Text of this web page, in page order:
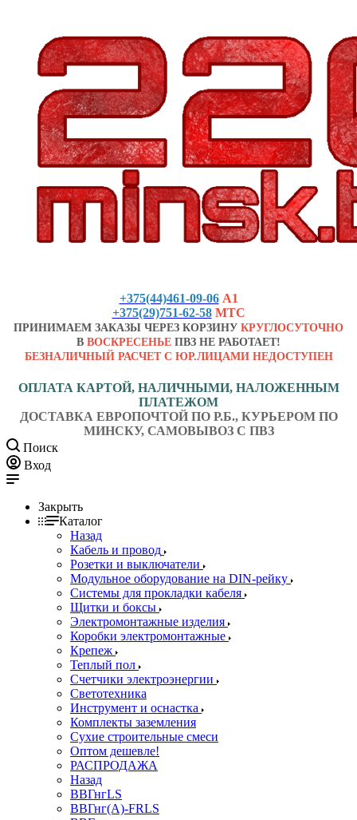
+375(44)461-09-06 А1
+375(29)751-62-58 МТС
ПРИНИМАЕМ ЗАКАЗЫ ЧЕРЕЗ КОРЗИНУ КРУГЛОСУТОЧНО
В ВОСКРЕСЕНЬЕ ПВЗ НЕ РАБОТАЕТ!
БЕЗНАЛИЧНЫЙ РАСЧЕТ С ЮР.ЛИЦАМИ НЕДОСТУПЕН
ОПЛАТА КАРТОЙ, НАЛИЧНЫМИ, НАЛОЖЕННЫМ
ПЛАТЕЖОМ
ДОСТАВКА ЕВРОПОЧТОЙ ПО Р.Б., КУРЬЕРОМ ПО
МИНСКУ, САМОВЫВОЗ С ПВЗ
Поиск
Вход
Закрыть
Каталог
Назад
Кабель и провод
Розетки и выключатели
Модульное оборудование на DIN-рейку
Системы для прокладки кабеля
Щитки и боксы
Электромонтажные изделия
Коробки электромонтажные
Крепеж
Теплый пол
Счетчики электроэнергии
Светотехника
Инструмент и оснастка
Комплекты заземления
Сухие строительные смеси
Оптом дешевле!
РАСПРОДАЖА
Назад
ВВГнгLS
ВВГнг(А)-FRLS